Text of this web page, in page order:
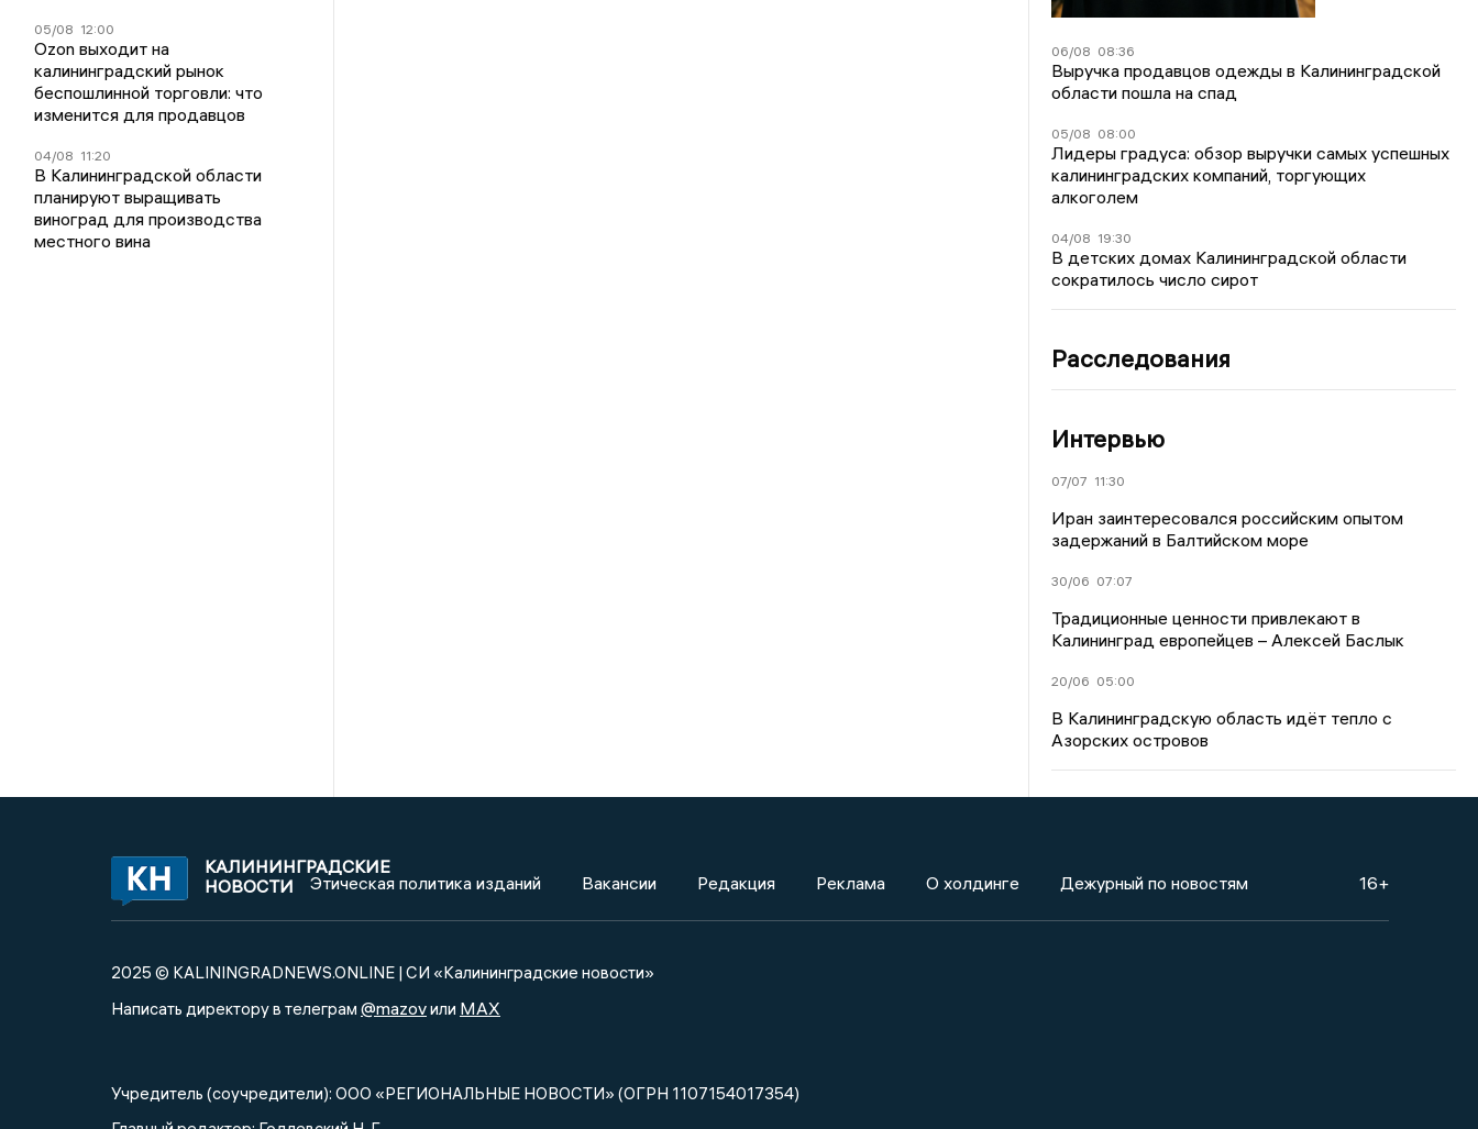
05/08 12:00
Ozon выходит на
калининградский рынок
беспошлинной торговли: что
изменится для продавцов
04/08 11:20
В Калининградской области
планируют выращивать
виноград для производства
местного вина
06/08 08:36
Выручка продавцов одежды в Калининградской
области пошла на спад
05/08 08:00
Лидеры градуса: обзор выручки самых успешных
калининградских компаний, торгующих
алкоголем
04/08 19:30
В детских домах Калининградской области
сократилось число сирот
Расследования
Интервью
07/07 11:30
Иран заинтересовался российским опытом
задержаний в Балтийском море
30/06 07:07
Традиционные ценности привлекают в
Калининград европейцев – Алексей Баслык
20/06 05:00
В Калининградскую область идёт тепло с
Азорских островов
КАЛИНИНГРАДСКИЕ
НОВОСТИ
Этическая политика изданий Вакансии Редакция Реклама О холдинге Дежурный по новостям 16+
2025 © KALININGRADNEWS.ONLINE | СИ «Калининградские новости»
Написать директору в телеграм @mazovили MAX
Учредитель (соучредители): ООО «РЕГИОНАЛЬНЫЕ НОВОСТИ» (ОГРН 1107154017354)